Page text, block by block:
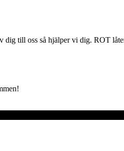
till oss så hjälper vi dig. ROT